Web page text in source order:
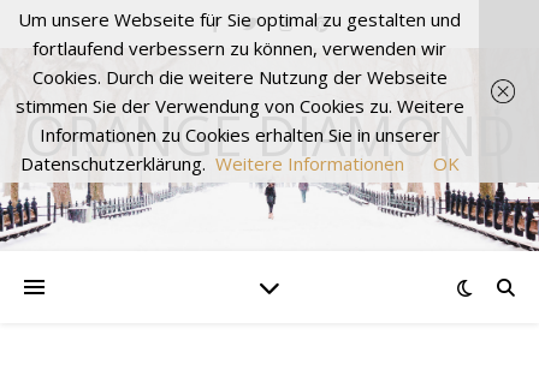
ORANGE DIAMOND
Um unsere Webseite für Sie optimal zu gestalten und
fortlaufend verbessern zu können, verwenden wir
Cookies. Durch die weitere Nutzung der Webseite
stimmen Sie der Verwendung von Cookies zu. Weitere
Informationen zu Cookies erhalten Sie in unserer
Datenschutzerklärung. Weitere Informationen OK